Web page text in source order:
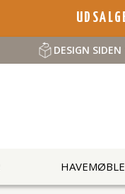
DESIGN